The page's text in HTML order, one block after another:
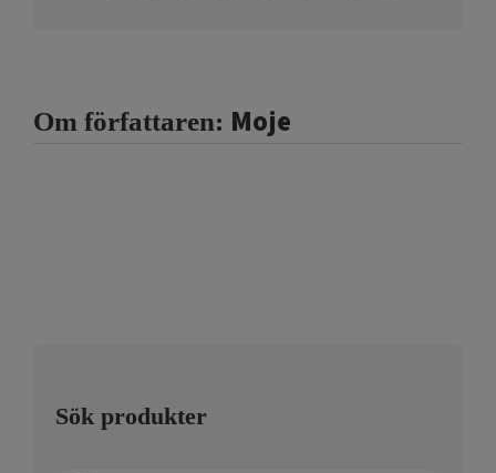
Om författaren: Moje
Sök produkter